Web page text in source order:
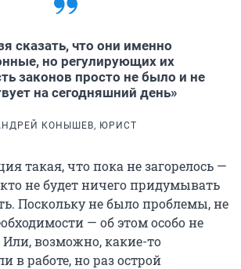
сказать, что они именно
но регулирующих их
законов просто не было и не
на сегодняшний день»
КОНЫШЕВ, ЮРИСТ
такая, что пока не загорелось —
не будет ничего придумывать
Поскольку не было проблемы, не
— об этом особо не
возможно, какие-то
в работе, но раз острой